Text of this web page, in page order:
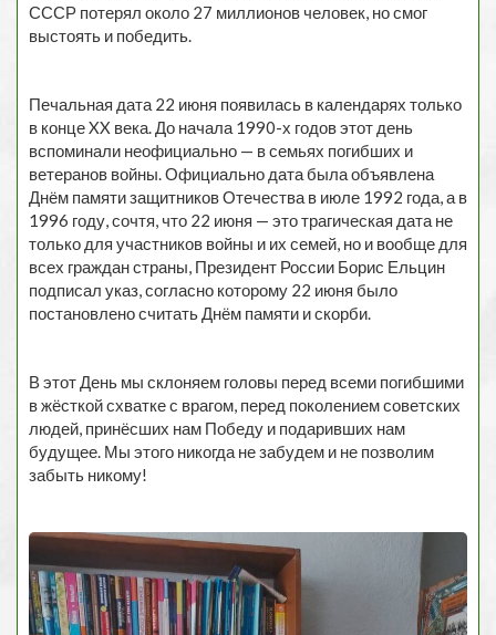
СССР потерял около 27 миллионов человек, но смог
выстоять и победить.
Печальная дата 22 июня появилась в календарях только
в конце XX века. До начала 1990-х годов этот день
вспоминали неофициально — в семьях погибших и
ветеранов войны. Официально дата была объявлена
Днём памяти защитников Отечества в июле 1992 года, а в
1996 году, сочтя, что 22 июня — это трагическая дата не
только для участников войны и их семей, но и вообще для
всех граждан страны, Президент России Борис Ельцин
подписал указ, согласно которому 22 июня было
постановлено считать Днём памяти и скорби.
В этот День мы склоняем головы перед всеми погибшими
в жёсткой схватке с врагом, перед поколением советских
людей, принёсших нам Победу и подаривших нам
будущее. Мы этого никогда не забудем и не позволим
забыть никому!